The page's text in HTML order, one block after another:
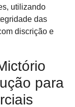
utilizando
das
discrição e
para